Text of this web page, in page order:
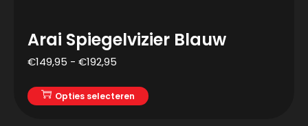
Arai Spiegelvizier Blauw
€149,95 - €192,95
Opties selecteren